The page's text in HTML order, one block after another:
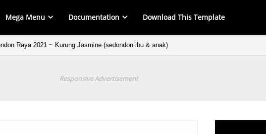
Mega Menu Documentation Download This Template
Raya 2021 ~ Kurung Jasmine (sedondon ibu & anak)
Responsive Advertisement